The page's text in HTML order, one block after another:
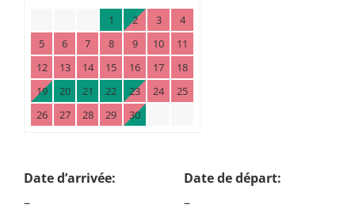
1
2 3
4
5
6 7 8 9 10
11
12
13 14 15 16 17
18
19
20 21 22 23 24
25
26
27 28 29 30
Date d’arrivée:
–
Date de départ:
–